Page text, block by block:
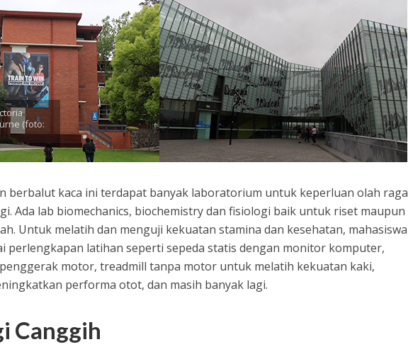
(foto:
berbalut kaca ini terdapat banyak laboratorium untuk keperluan olah raga
Ada lab biomechanics, biochemistry dan fisiologi baik untuk riset maupun
Untuk melatih dan menguji kekuatan stamina dan kesehatan, mahasiswa
perlengkapan latihan seperti sepeda statis dengan monitor komputer,
motor, treadmill tanpa motor untuk melatih kekuatan kaki,
performa otot, dan masih banyak lagi.
Canggih